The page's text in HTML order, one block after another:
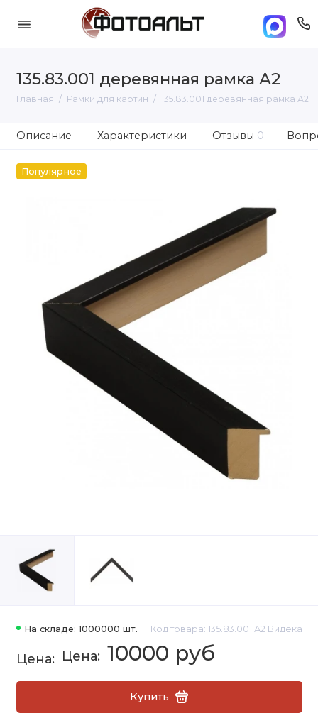
135.83.001 деревянная рамка А2
Главная Рамки для картин 135.83.001 деревянная рамка А2
Описание Характеристики Отзывы 0
Популярное
На складе: 1000000 шт. Код товара: 135.83.001 А2 Видека
10000 руб
Купить